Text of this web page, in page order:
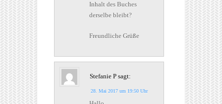
Inhalt des Buches
derselbe bleibt?
Freundliche Grüße
Stefanie P sagt:
28. Mai 2017 um 19:50 Uhr